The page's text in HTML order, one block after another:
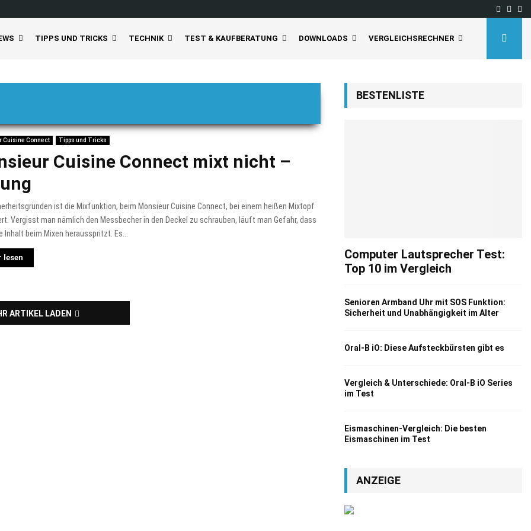
TIPPS UND TRICKS TECHNIK TEST & KAUFBERATUNG DOWNLOADS VERGLEICHSRECHNER
Cuisine Connect Tipps und Tricks
Cuisine Connect mixt nicht –
ist die Mixfunktion, beim Monsieur Cuisine Connect, bei einem heißen Mixtopf
Vergisst man nämlich den Messbecher in den Deckel zu schrauben, läuft man Gefahr, dass
Inhalt beim Mixen herausspritzt. Es...
lesen
ARTIKEL LADEN
BESTENLISTE
Computer Lautsprecher Test:
Top 10 im Vergleich
Senioren Armband Uhr mit SOS Funktion:
Sicherheit und Unabhängigkeit im Alter
Oral-B iO: Diese Aufsteckbürsten gibt es
Vergleich & Unterschiede: Oral-B iO Series
im Test
Eismaschinen-Vergleich: Die besten
Eismaschinen im Test
ANZEIGE